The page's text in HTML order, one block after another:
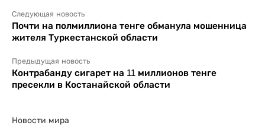
Следующая новость
Почти на полмиллиона тенге обманула мошенница
жителя Туркестанской области
Предыдущая новость
Контрабанду сигарет на 11 миллионов тенге
пресекли в Костанайской области
Новости мира